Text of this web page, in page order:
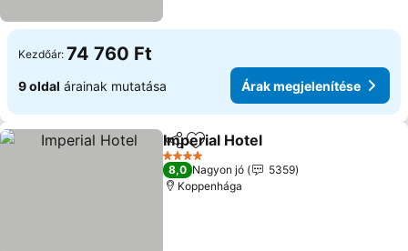
Kezdőár: 74 760 Ft
9 oldal árainak mutatása Árak megjelenítése
Megosztás
Hozzáadás a kedvencekhez
Imperial Hotel
4 Kategória
8,0 Nagyon jó
5359
Koppenhága